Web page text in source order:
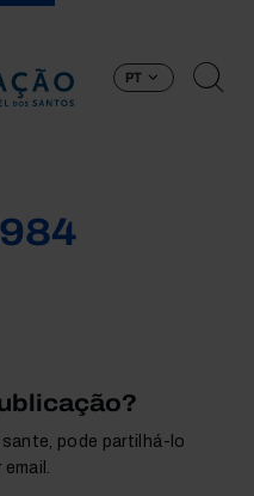
PT
pode partilhá-lo